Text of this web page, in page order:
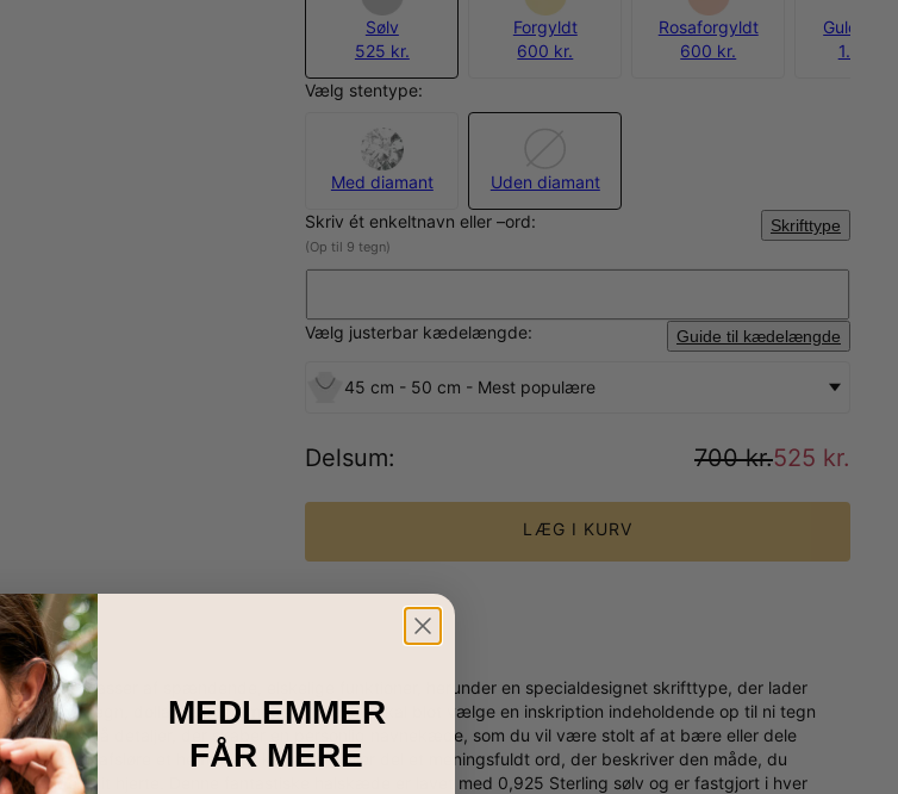
Sølv
525 kr.
Forgyldt
600 kr.
Rosaforgyldt
600 kr.
Guld
1.200
Vælg stentype:
Med diamant
Uden diamant
Skriv ét enkeltnavn eller –ord:
Skrifttype
(Op til 9 tegn)
Vælg justerbar kædelængde: Guide til kædelængde
45 cm - 50 cm - Mest populære
Delsum: 700 kr.525 kr.
LÆG I KURV
tilbyder masser af spændende, elskelige funktioner, herunder en specialdesignet skrifttype, der lader
og-tegn, dollar tegn og meget mere. Du skal blot vælge en inskription indeholdende op til ni tegn
alle de små detaljer, der skaber en personlig navnekæde, som du vil være stolt af at bære eller dele
overvej at afsløre et hemmeligt kælenavn eller del et meningsfuldt ord, der beskriver den måde, du
inde i dit hjerte. Denne fantastiske halskæde er lavet med 0,925 Sterling sølv og er fastgjort i hver
MEDLEMMER
FÅR MERE